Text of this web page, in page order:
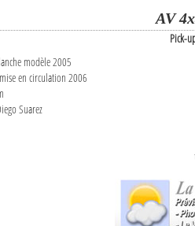
AV
Pick-
modèle 2005
en circulation 2006
Suarez